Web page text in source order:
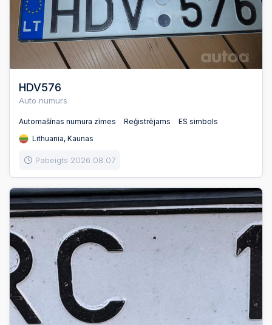
HDV576
Auto numurs
Automašīnas numura zīmes Reģistrējams
ES simbols
Lithuania, Kaunas
Pabeigts 2026.08.07